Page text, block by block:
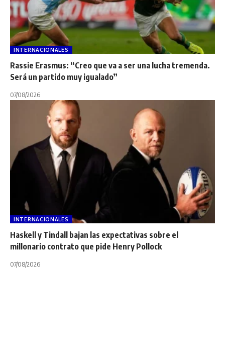
INTERNACIONALES
Rassie Erasmus: “Creo que va a ser una lucha tremenda.
Será un partido muy igualado”
07/08/2026
INTERNACIONALES
Haskell y Tindall bajan las expectativas sobre el
millonario contrato que pide Henry Pollock
07/08/2026